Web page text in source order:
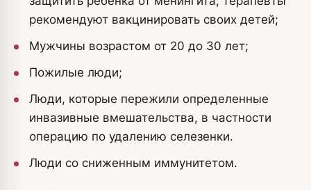
рекомендуют вакцинировать своих детей;
Мужчины возрастом от 20 до 30 лет;
Пожилые люди;
Люди, которые пережили определенные
инвазивные вмешательства, в частности
операцию по удалению селезенки.
Люди со сниженным иммунитетом.